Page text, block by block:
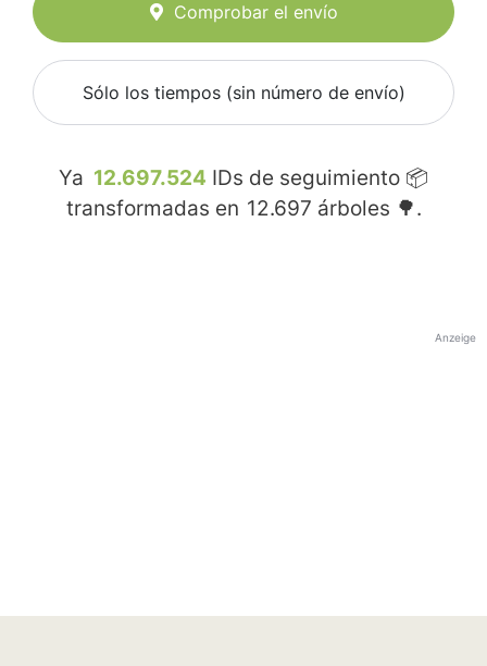
Comprobar el envío
Sólo los tiempos (sin número de envío)
Ya 12.697.524 IDs de seguimiento 📦
transformadas en 12.697 árboles 🌳.
Anzeige